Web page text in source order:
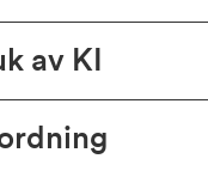
av KI